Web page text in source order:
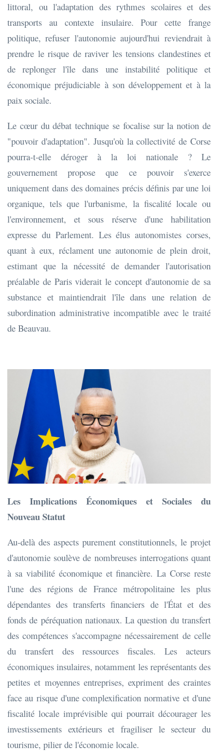
littoral, ou l'adaptation des rythmes scolaires et des
transports au contexte insulaire. Pour cette frange
politique, refuser l'autonomie aujourd'hui reviendrait à
prendre le risque de raviver les tensions clandestines et
de replonger l'île dans une instabilité politique et
économique préjudiciable à son développement et à la
paix sociale.
Le cœur du débat technique se focalise sur la notion de
"pouvoir d'adaptation". Jusqu'où la collectivité de Corse
pourra-t-elle déroger à la loi nationale ? Le
gouvernement propose que ce pouvoir s'exerce
uniquement dans des domaines précis définis par une loi
organique, tels que l'urbanisme, la fiscalité locale ou
l'environnement, et sous réserve d'une habilitation
expresse du Parlement. Les élus autonomistes corses,
quant à eux, réclament une autonomie de plein droit,
estimant que la nécessité de demander l'autorisation
préalable de Paris viderait le concept d'autonomie de sa
substance et maintiendrait l'île dans une relation de
subordination administrative incompatible avec le traité
de Beauvau.
Les Implications Économiques et Sociales du
Nouveau Statut
Au-delà des aspects purement constitutionnels, le projet
d'autonomie soulève de nombreuses interrogations quant
à sa viabilité économique et financière. La Corse reste
l'une des régions de France métropolitaine les plus
dépendantes des transferts financiers de l'État et des
fonds de péréquation nationaux. La question du transfert
des compétences s'accompagne nécessairement de celle
du transfert des ressources fiscales. Les acteurs
économiques insulaires, notamment les représentants des
petites et moyennes entreprises, expriment des craintes
face au risque d'une complexification normative et d'une
fiscalité locale imprévisible qui pourrait décourager les
investissements extérieurs et fragiliser le secteur du
tourisme, pilier de l'économie locale.